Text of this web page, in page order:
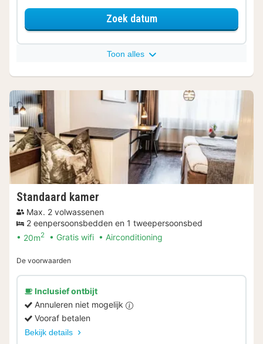
Zoek datumvoor Moderate (Bed 140
Toon alles
Standaard kamer
Max. 2 volwassenen
2 eenpersoonsbedden en 1 tweepersoonsbed
20m2 Gratis wifi Airconditioning
De voorwaarden
Inclusief ontbijt
Annuleren niet mogelijk
Vooraf betalen
Bekijk details